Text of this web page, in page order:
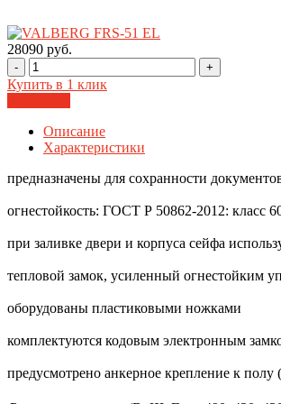
28090 руб.
- +
Купить в 1 клик
Описание
Характеристики
предназначены для сохранности
огнестойкость: ГОСТ Р 50862-2012: класс
при заливке двери и корпуса сейфа
тепловой замок, усиленный огнестойким
оборудованы пластиковыми ножками
комплектуются кодовым электронным
предусмотрено анкерное крепление к